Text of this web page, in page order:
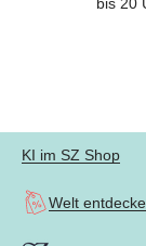
KI im SZ Shop
Welt